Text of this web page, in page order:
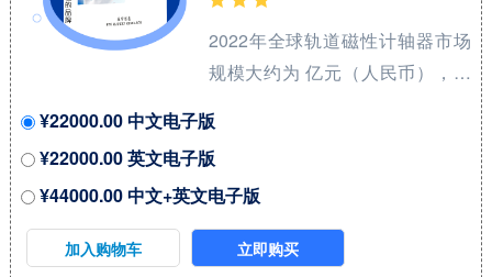
来几年CAGR大约为 %。 本报告
研究中...
2022年全球轨道磁性计轴器市场
规模大约为 亿元（人民币），预
2029期间年复合增长率
（CAGR）为 %。未来几年，本
行业具有很大不确定性，本文的
2023-2029年的预测数据是基于过
去几年的历史发展、行业专家观
¥22000.00 中文电子版
¥22000.00 英文电子版
¥44000.00 中文+英文电子版
加入购物车 立即购买